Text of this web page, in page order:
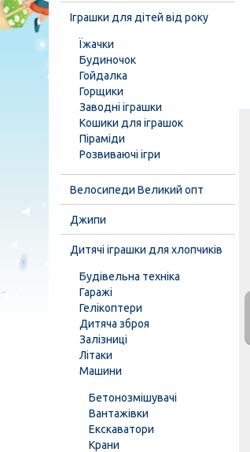
Очки для плавания 55611
(12шт/ящ) INTEX, 3 цвета,...
55611
702,98 грн.
Іграшки для дітей від року
Їжачки
Будиночок
Гойдалка
Горщики
Заводні іграшки
Кошики для іграшок
Піраміди
Розвиваючі ігри
Велосипеди Великий опт
Джипи
Дитячі іграшки для хлопчиків
Будівельна техніка
Гаражі
Гелікоптери
Дитяча зброя
Залізниці
Літаки
Машини
Бетонозмішувачі
Вантажівки
Екскаватори
Крани